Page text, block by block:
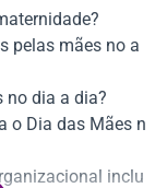
pelas mães no a
no dia a dia?
o Dia das Mães n
inclu